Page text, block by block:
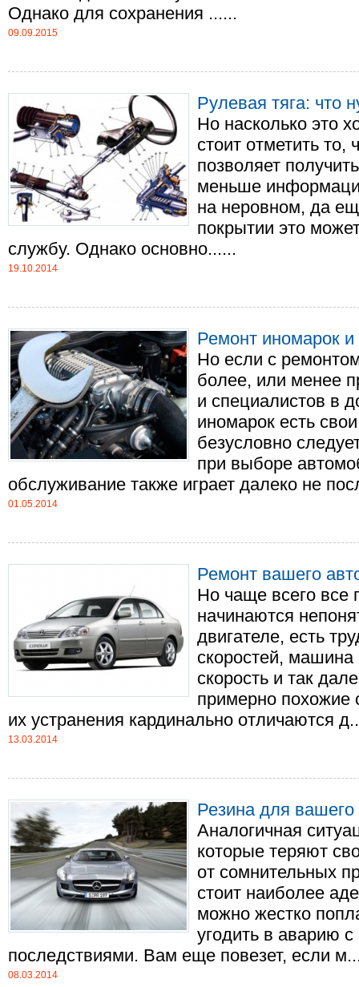
Однако для сохранения ......
09.09.2015
Рулевая тяга: что
Но насколько это
стоит отметить то,
позволяет
меньше
на неровном, да
покрытии это
службу. Однако основно......
19.10.2014
Ремонт иномарок и
Но если с
более, или менее
и специалистов в
иномарок есть
безусловно
при выборе
обслуживание также играет далеко не
01.05.2014
Ремонт вашего
Но чаще всего все
начинаются
двигателе, есть
скоростей,
скорость и так
примерно похожие
их устранения кардинально отличаются
13.03.2014
Резина для вашего
Аналогичная
которые теряют
от сомнительных
стоит наиболее
можно жестко
угодить в аварию
последствиями. Вам еще повезет, если
08.03.2014